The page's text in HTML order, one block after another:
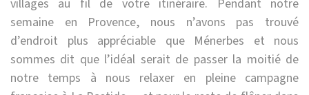
villages au fil de votre itinéraire. Pendant notre
semaine en Provence, nous n’avons pas trouvé
d’endroit plus appréciable que Ménerbes et nous
sommes dit que l’idéal serait de passer la moitié de
notre temps à nous relaxer en pleine campagne